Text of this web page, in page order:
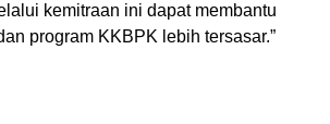
kemitraan ini dapat membantu
program KKBPK lebih tersasar.”